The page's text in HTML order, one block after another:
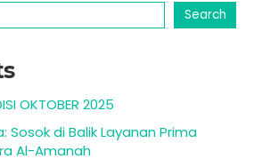
Search
OKTOBER 2025
Sosok di Balik Layanan Prima
Al-Amanah